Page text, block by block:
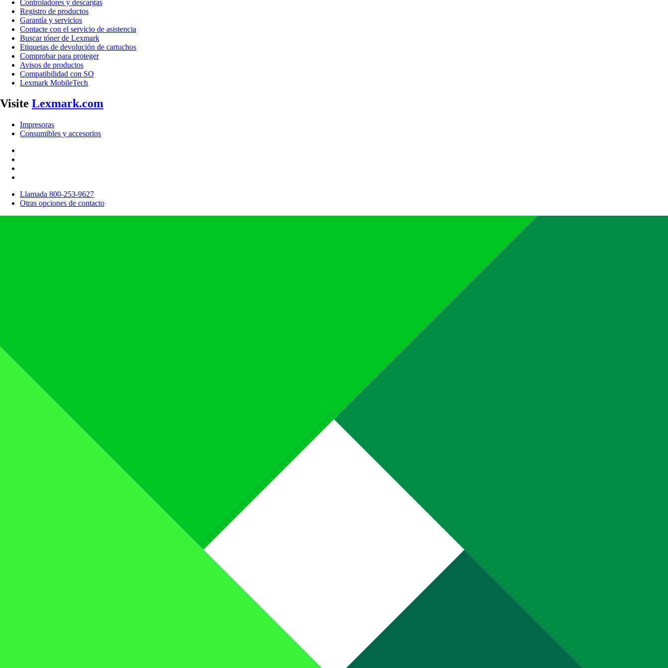
Controladores y descargas
Registro de productos
Garantía y servicios
Contacte con el servicio de asistencia
Buscar tóner de Lexmark
Etiquetas de devolución de cartuchos
Comprobar para proteger
Avisos de productos
Compatibilidad con SO
Lexmark MobileTech
Visite Lexmark.com
Impresoras
Consumibles y accesorios
Llamada 800-253-9627
Otras opciones de contacto